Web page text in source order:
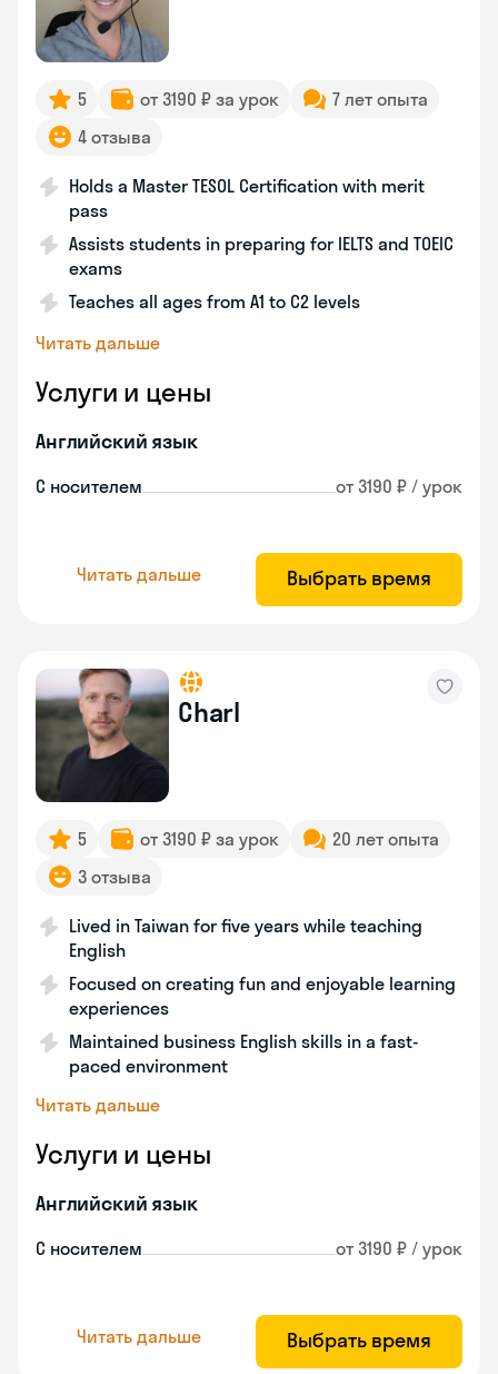
5 от 3190 ₽ за урок
7 лет опыта
4 отзыва
Holds a Master TESOL Certification with merit
pass
Assists students in preparing for IELTS and TOEIC
exams
Teaches all ages from A1 to C2 levels
Читать дальше
Услуги и цены
Английский язык
С носителем от 3190 ₽ / урок
Читать дальше Выбрать время
Charl
5 от 3190 ₽ за урок
20 лет опыта
3 отзыва
Lived in Taiwan for five years while teaching
English
Focused on creating fun and enjoyable learning
experiences
Maintained business English skills in a fast-
paced environment
Читать дальше
Услуги и цены
Английский язык
С носителем от 3190 ₽ / урок
Читать дальше Выбрать время